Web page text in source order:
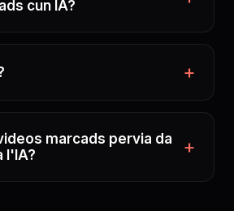
cun IA?
marcads pervia da
l'IA?